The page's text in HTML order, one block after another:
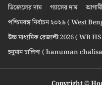
ডিজেলের দাম
গ্যাসের দাম
পশ্চিমবঙ্গ নির্বাচন ২০২৬ ( West
উচ্চ মাধ্যমিক রেজাল্ট 2026 ( WB
হনুমান চালিশা ( hanuman